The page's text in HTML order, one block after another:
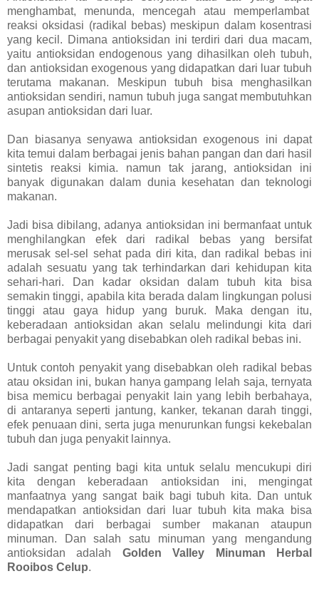
menghambat, menunda, mencegah atau memperlambat
reaksi oksidasi (radikal bebas) meskipun dalam kosentrasi
yang kecil. Dimana antioksidan ini terdiri dari dua macam,
yaitu antioksidan endogenous yang dihasilkan oleh tubuh,
dan antioksidan exogenous yang didapatkan dari luar tubuh
terutama makanan. Meskipun tubuh bisa menghasilkan
antioksidan sendiri, namun tubuh juga sangat membutuhkan
asupan antioksidan dari luar.
Dan biasanya senyawa antioksidan exogenous ini dapat
kita temui dalam berbagai jenis bahan pangan dan dari hasil
sintetis reaksi kimia. namun tak jarang, antioksidan ini
banyak digunakan dalam dunia kesehatan dan teknologi
makanan.
Jadi bisa dibilang, adanya antioksidan ini bermanfaat untuk
menghilangkan efek dari radikal bebas yang bersifat
merusak sel-sel sehat pada diri kita, dan radikal bebas ini
adalah sesuatu yang tak terhindarkan dari kehidupan kita
sehari-hari. Dan kadar oksidan dalam tubuh kita bisa
semakin tinggi, apabila kita berada dalam lingkungan polusi
tinggi atau gaya hidup yang buruk. Maka dengan itu,
keberadaan antioksidan akan selalu melindungi kita dari
berbagai penyakit yang disebabkan oleh radikal bebas ini.
Untuk contoh penyakit yang disebabkan oleh radikal bebas
atau oksidan ini, bukan hanya gampang lelah saja, ternyata
bisa memicu berbagai penyakit lain yang lebih berbahaya,
di antaranya seperti jantung, kanker, tekanan darah tinggi,
efek penuaan dini, serta juga menurunkan fungsi kekebalan
tubuh dan juga penyakit lainnya.
Jadi sangat penting bagi kita untuk selalu mencukupi diri
kita dengan keberadaan antioksidan ini, mengingat
manfaatnya yang sangat baik bagi tubuh kita. Dan untuk
mendapatkan antioksidan dari luar tubuh kita maka bisa
didapatkan dari berbagai sumber makanan ataupun
minuman. Dan salah satu minuman yang mengandung
antioksidan adalah Golden Valley Minuman Herbal
Rooibos Celup.